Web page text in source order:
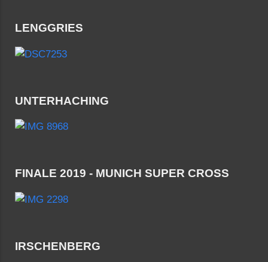
LENGGRIES
UNTERHACHING
FINALE 2019 - MUNICH SUPER CROSS
IRSCHENBERG